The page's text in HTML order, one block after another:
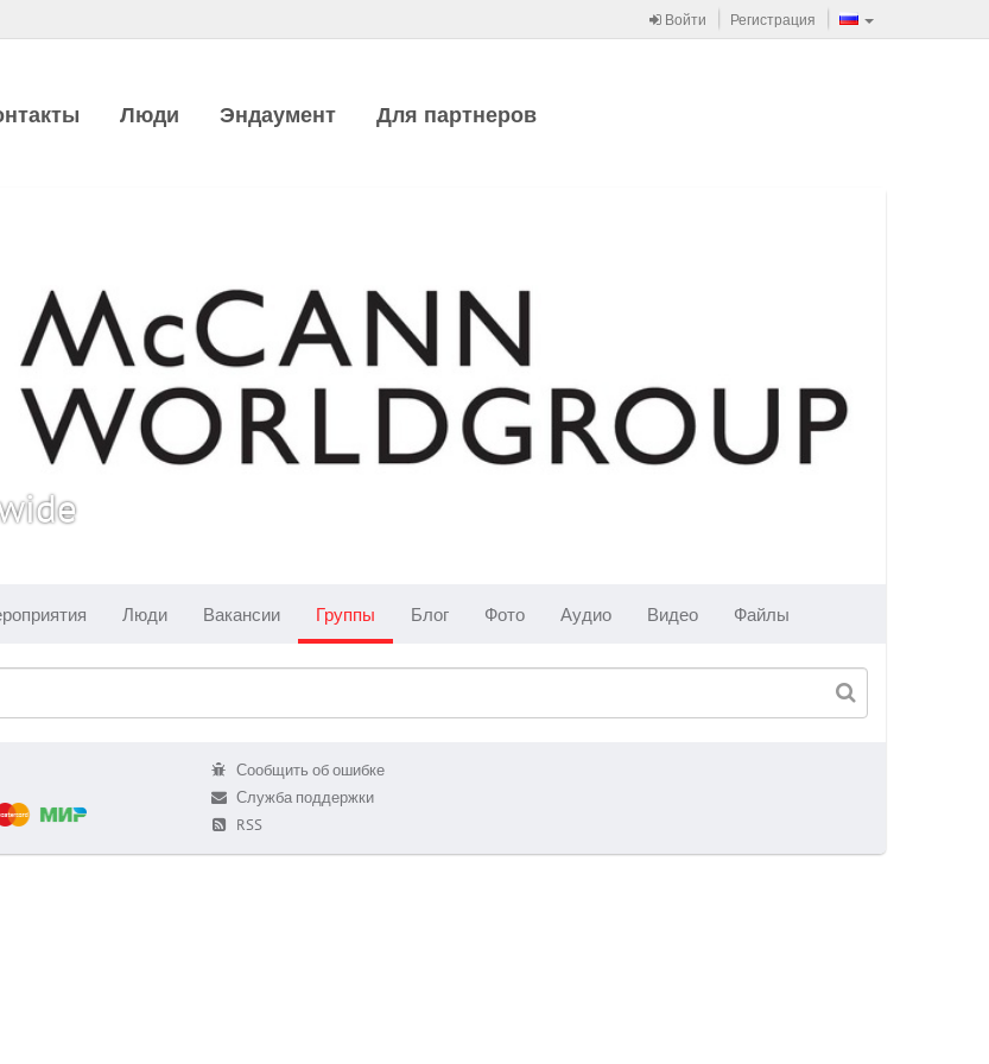
Войти Регистрация
Люди Эндаумент Для партнеров
Люди Вакансии Группы Блог Фото Аудио Видео Файлы
Сообщить об ошибке
Служба поддержки
RSS